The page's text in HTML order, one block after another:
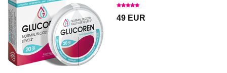
49 EUR